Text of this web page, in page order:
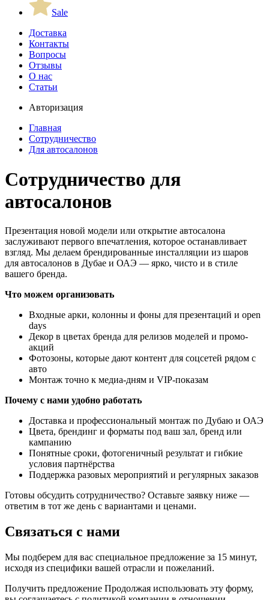
Sale
Доставка
Контакты
Вопросы
Отзывы
О нас
Статьи
Авторизация
Главная
Сотрудничество
Для автосалонов
Сотрудничество для
автосалонов
Презентация новой модели или открытие автосалона
заслуживают первого впечатления, которое останавливает
взгляд. Мы делаем брендированные инсталляции из шаров
для автосалонов в Дубае и ОАЭ — ярко, чисто и в стиле
вашего бренда.
Что можем организовать
Входные арки, колонны и фоны для презентаций и open
days
Декор в цветах бренда для релизов моделей и промо-
акций
Фотозоны, которые дают контент для соцсетей рядом с
авто
Монтаж точно к медиа-дням и VIP-показам
Почему с нами удобно работать
Доставка и профессиональный монтаж по Дубаю и ОАЭ
Цвета, брендинг и форматы под ваш зал, бренд или
кампанию
Понятные сроки, фотогеничный результат и гибкие
условия партнёрства
Поддержка разовых мероприятий и регулярных заказов
Готовы обсудить сотрудничество? Оставьте заявку ниже —
ответим в тот же день с вариантами и ценами.
Связаться с нами
Мы подберем для вас специальное предложение за 15 минут,
исходя из специфики вашей отрасли и пожеланий.
Получить предложение Продолжая использовать эту форму,